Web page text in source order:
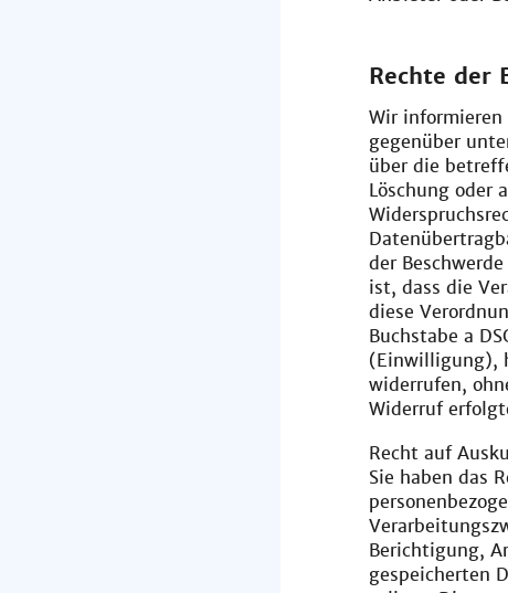
Rechte der
Wir informieren
gegenüber
über die
Löschung oder
der
ist, dass die
diese
Buchstabe a
(Einwilligung),
widerrufen,
Widerruf
Recht auf
Sie haben das
Berichtigung,
gespeicherten